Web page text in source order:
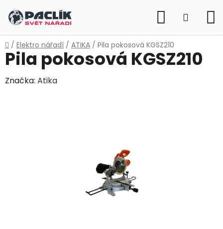
na
obsah
Hledat
Domů
/ Elektro nářadí / ATIKA / Pila pokosová KGSZ210
Pila pokosová KGSZ210
Značka: Atika